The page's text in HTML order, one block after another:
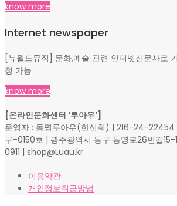
know more
Internet newspaper
[뉴월드뮤직] 문화,예술 관련 인터넷신문사로
청 가능
know more
[온라인문화센터 ‘루아우’]
운영자 : 동명루아우(한신희) | 216-24-
구-0150호 | 광주광역시 동구 동명로26번길
0911 | shop@Luau.kr
이용약관
개인정보취급방법